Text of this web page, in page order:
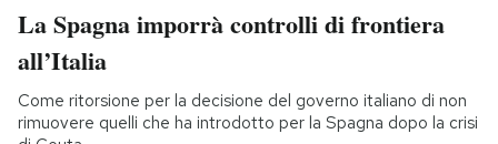
La Spagna imporrà controlli di frontiera
all’Italia
Come ritorsione per la decisione del governo italiano di non
rimuovere quelli che ha introdotto per la Spagna dopo la crisi